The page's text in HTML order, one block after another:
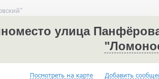
улица
Посмотреть на карте Добавить